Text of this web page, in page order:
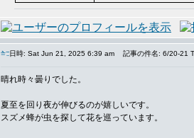
日時: Sat Jun 21, 2025 6:39 am 記事の件名: 6/20-21
晴れ時々曇りでした。
夏至を回り夜が伸びるのが嬉しいです。
スズメ蜂が虫を探して花を巡っています。